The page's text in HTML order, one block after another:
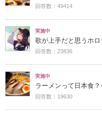
回答数：49414
実施中
歌が上手だと思うホ
回答数：23836
実施中
ラーメンって日本食
回答数：19630